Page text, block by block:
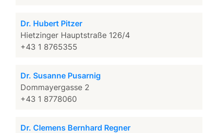
Dr. Hubert Pitzer
Hietzinger Hauptstraße 126/4
+43 1 8765355
Dr. Susanne Pusarnig
Dommayergasse 2
+43 1 8778060
Dr. Clemens Bernhard Regner